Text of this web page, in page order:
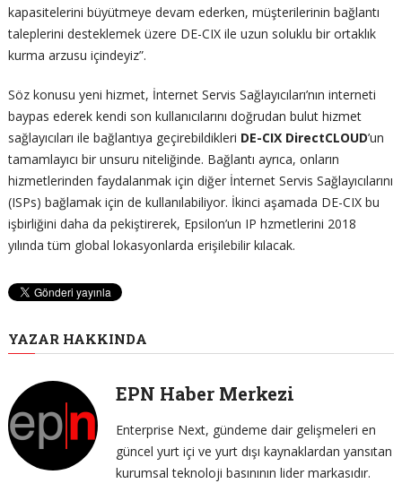
kapasitelerini büyütmeye devam ederken, müşterilerinin bağlantı
taleplerini desteklemek üzere DE-CIX ile uzun soluklu bir ortaklık
kurma arzusu içindeyiz”.
Söz konusu yeni hizmet, İnternet Servis Sağlayıcıları’nın interneti
baypas ederek kendi son kullanıcılarını doğrudan bulut hizmet
sağlayıcıları ile bağlantıya geçirebildikleri DE-CIX DirectCLOUD’un
tamamlayıcı bir unsuru niteliğinde. Bağlantı ayrıca, onların
hizmetlerinden faydalanmak için diğer İnternet Servis Sağlayıcılarını
(ISPs) bağlamak için de kullanılabiliyor. İkinci aşamada DE-CIX bu
işbirliğini daha da pekiştirerek, Epsilon’un IP hzmetlerini 2018
yılında tüm global lokasyonlarda erişilebilir kılacak.
YAZAR HAKKINDA
EPN Haber Merkezi
Enterprise Next, gündeme dair gelişmeleri en
güncel yurt içi ve yurt dışı kaynaklardan yansıtan
kurumsal teknoloji basınının lider markasıdır.